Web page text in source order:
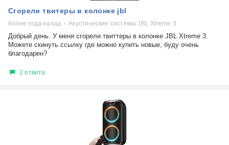
Сгорели твитеры в колонке jbl
более года назад Акустические системы JBL Xtreme 3
Добрый день. У меня сгорели твиттеры в колонке JBL Xtreme 3.
Можете скинуть ссылку где можно купить новые, буду очень
благодарен?
2 ответа